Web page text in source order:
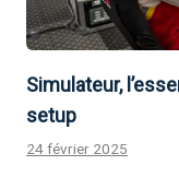
Simulateur,
setup
24 février 2025